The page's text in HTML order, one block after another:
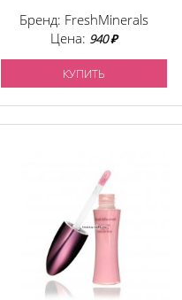
Бренд: FreshMinerals
Цена: 940 ₽
КУПИТЬ